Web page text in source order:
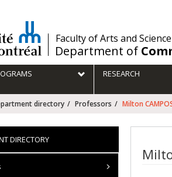
/Faculty of Arts and Science
Department of
RESEARCH
directory Professors Milton
DIRECTORY